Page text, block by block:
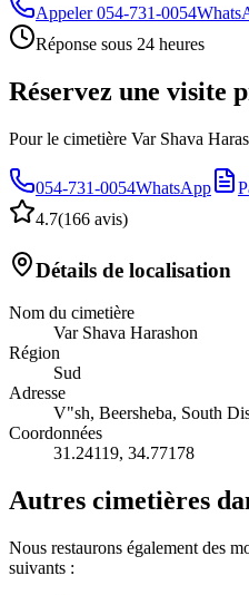
Appeler 054-731-0054
Réponse sous 24 heures
Réservez une visite
Pour le cimetière Var Shava
054-731-0054WhatsApp
4.7(166 avis)
Détails de localisation
Nom du cimetière
Var Shava Harashon
Région
Sud
Adresse
V"sh, Beersheba, South
Coordonnées
31.24119, 34.77178
Autres cimetières
Nous restaurons également des
suivants :